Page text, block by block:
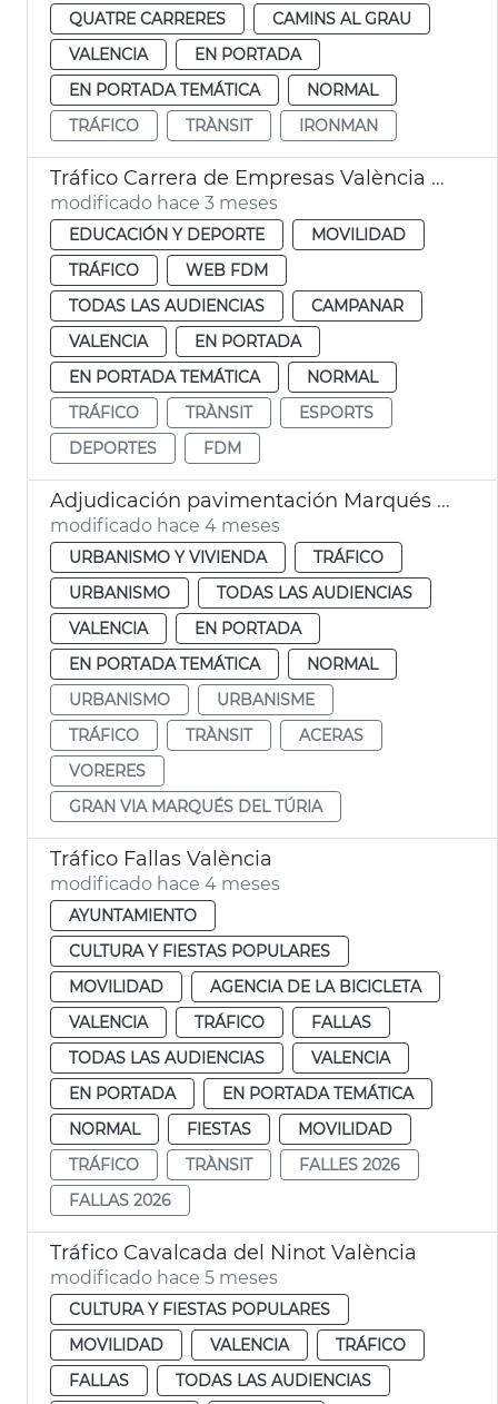
QUATRE CARRERES
CAMINS AL GRAU
VALENCIA
EN PORTADA
EN PORTADA TEMÁTICA
NORMAL
TRÁFICO
TRÀNSIT IRONMAN
Tráfico Carrera de Empresas València 2026
modificado hace 3 meses
EDUCACIÓN Y DEPORTE
MOVILIDAD
TRÁFICO
WEB FDM
TODAS LAS AUDIENCIAS
CAMPANAR
VALENCIA
EN PORTADA
EN PORTADA TEMÁTICA
NORMAL
TRÁFICO
TRÀNSIT
ESPORTS
DEPORTES
FDM
Adjudicación pavimentación Marqués del Turia y calles de València
modificado hace 4 meses
URBANISMO Y VIVIENDA
TRÁFICO
URBANISMO
TODAS LAS AUDIENCIAS
VALENCIA
EN PORTADA
EN PORTADA TEMÁTICA
NORMAL
URBANISMO
URBANISME
TRÁFICO
TRÀNSIT
ACERAS
VORERES
GRAN VIA MARQUÉS DEL TÚRIA
Tráfico Fallas València
modificado hace 4 meses
AYUNTAMIENTO
CULTURA Y FIESTAS POPULARES
MOVILIDAD
AGENCIA DE LA BICICLETA
VALENCIA
TRÁFICO
FALLAS
TODAS LAS AUDIENCIAS
VALENCIA
EN PORTADA
EN PORTADA TEMÁTICA
NORMAL
FIESTAS
MOVILIDAD
TRÁFICO
TRÀNSIT
FALLES 2026
FALLAS 2026
Tráfico Cavalcada del Ninot València
modificado hace 5 meses
CULTURA Y FIESTAS POPULARES
MOVILIDAD
VALENCIA
TRÁFICO
FALLAS
TODAS LAS AUDIENCIAS